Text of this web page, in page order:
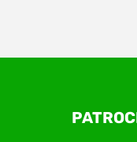
O Polo ACATE-ACIRS,
de Tecnologia da